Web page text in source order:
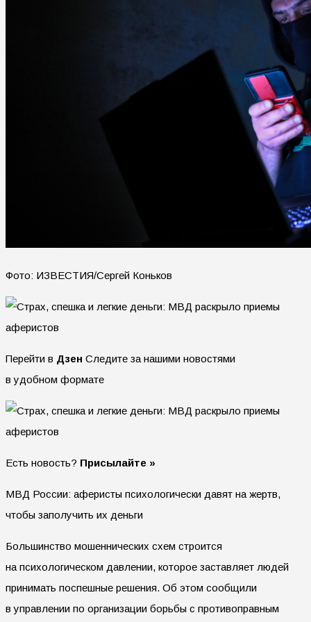
Фото: ИЗВЕСТИЯ/Сергей Коньков
Перейти в Дзен Следите за нашими новостями
в удобном формате
Есть новость? Присылайте »
МВД России: аферисты психологически давят на жертв,
чтобы заполучить их деньги
Большинство мошеннических схем строится
на психологическом давлении, которое заставляет людей
принимать поспешные решения. Об этом сообщили
в управлении по организации борьбы с противоправным